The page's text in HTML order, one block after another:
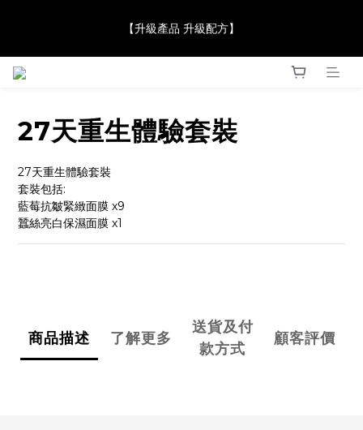
Award 勇奪金獎】
【升級產品 升級配方】
【JaneClare 康膚薈在iida Award Milan 2024 Professional
27天重生體驗套裝
27天重生體驗套裝
套裝包括:
藍莓抗皺緊緻面膜 x9
蠶絲亮白保濕面膜 x1
商品描述 了解更多
送貨及付
款方式
顧客評價